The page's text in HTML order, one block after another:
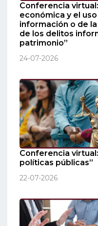
Conferencia
económica y el
información o de
de los delitos
patrimonio”
24-07-2026
Conferencia
políticas públicas”
22-07-2026